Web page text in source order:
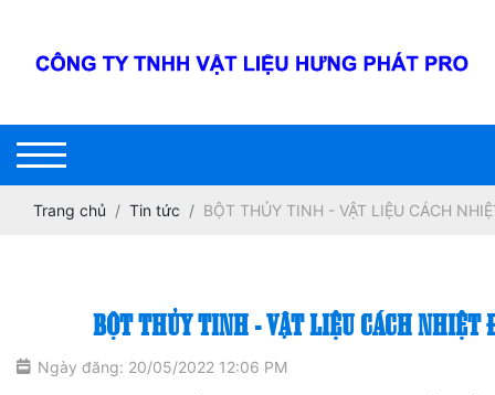
Trang chủ Tin tức BỘT THỦY TINH - VẬT LIỆU CÁCH
BỘT THỦY TINH - VẬT LIỆU CÁCH NHIỆT
Ngày đăng: 20/05/2022 12:06 PM